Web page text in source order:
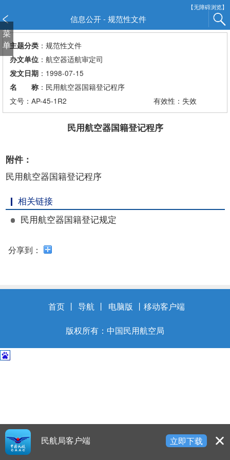
【无障碍浏览】
信息公开 - 规范性文件
菜
单主题分类：规范性文件
办文单位：航空器适航审定司
发文日期：1998-07-15
名 称：民用航空器国籍登记程序
文号：AP-45-1R2
有效性：失效
民用航空器国籍登记程序
附件：
民用航空器国籍登记程序
相关链接
民用航空器国籍登记规定
分享到：
首页 丨 导航 丨 电脑版 丨 移动客户端
版权所有：中国民用航空局
民航局客户端 立即下载
窗
口
打
开
明
Alt
加
波
键